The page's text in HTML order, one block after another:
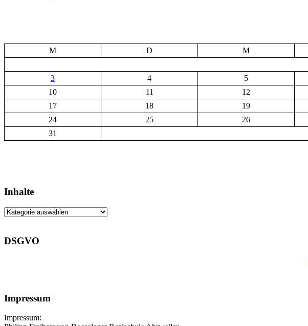
M
D M
3
4 5
10
11 12
17
18 19
24
25 26
31
Inhalte
Inhalte
DSGVO
Impressum
Impressum: